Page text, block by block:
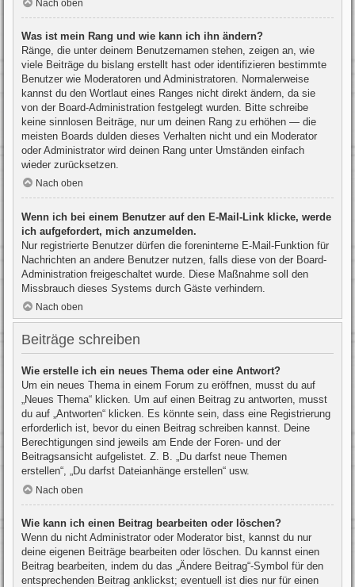
Nach oben
Was ist mein Rang und wie kann ich ihn ändern?
Ränge, die unter deinem Benutzernamen stehen, zeigen an, wie
viele Beiträge du bislang erstellt hast oder identifizieren bestimmte
Benutzer wie Moderatoren und Administratoren. Normalerweise
kannst du den Wortlaut eines Ranges nicht direkt ändern, da sie
von der Board-Administration festgelegt wurden. Bitte schreibe
keine sinnlosen Beiträge, nur um deinen Rang zu erhöhen — die
meisten Boards dulden dieses Verhalten nicht und ein Moderator
oder Administrator wird deinen Rang unter Umständen einfach
wieder zurücksetzen.
Nach oben
Wenn ich bei einem Benutzer auf den E-Mail-Link klicke, werde
ich aufgefordert, mich anzumelden.
Nur registrierte Benutzer dürfen die foreninterne E-Mail-Funktion für
Nachrichten an andere Benutzer nutzen, falls diese von der Board-
Administration freigeschaltet wurde. Diese Maßnahme soll den
Missbrauch dieses Systems durch Gäste verhindern.
Nach oben
Beiträge schreiben
Wie erstelle ich ein neues Thema oder eine Antwort?
Um ein neues Thema in einem Forum zu eröffnen, musst du auf
„Neues Thema“ klicken. Um auf einen Beitrag zu antworten, musst
du auf „Antworten“ klicken. Es könnte sein, dass eine Registrierung
erforderlich ist, bevor du einen Beitrag schreiben kannst. Deine
Berechtigungen sind jeweils am Ende der Foren- und der
Beitragsansicht aufgelistet. Z. B. „Du darfst neue Themen
erstellen“, „Du darfst Dateianhänge erstellen“ usw.
Nach oben
Wie kann ich einen Beitrag bearbeiten oder löschen?
Wenn du nicht Administrator oder Moderator bist, kannst du nur
deine eigenen Beiträge bearbeiten oder löschen. Du kannst einen
Beitrag bearbeiten, indem du das „Ändere Beitrag“-Symbol für den
entsprechenden Beitrag anklickst; eventuell ist dies nur für einen